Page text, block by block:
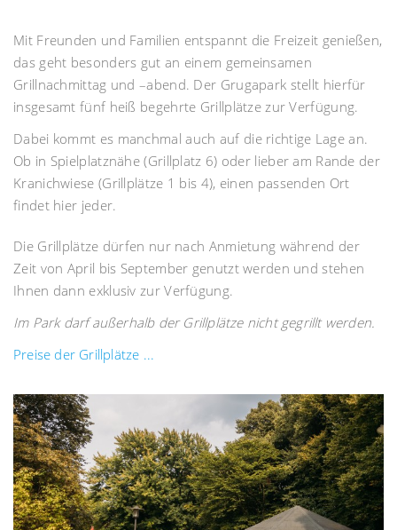
Mit Freunden und Familien entspannt die Freizeit genießen,
das geht besonders gut an einem gemeinsamen
Grillnachmittag und –abend. Der Grugapark stellt hierfür
insgesamt fünf heiß begehrte Grillplätze zur Verfügung.
Dabei kommt es manchmal auch auf die richtige Lage an.
Ob in Spielplatznähe (Grillplatz 6) oder lieber am Rande der
Kranichwiese (Grillplätze 1 bis 4), einen passenden Ort
findet hier jeder.
Die Grillplätze dürfen nur nach Anmietung während der
Zeit von April bis September genutzt werden und stehen
Ihnen dann exklusiv zur Verfügung.
Im Park darf außerhalb der Grillplätze nicht gegrillt werden.
Preise der Grillplätze ...